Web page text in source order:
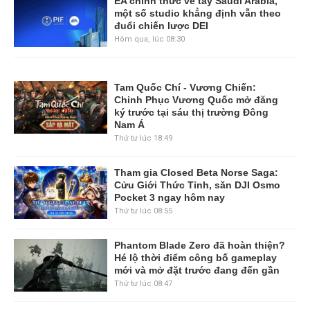
một số studio khẳng định vẫn theo
đuổi chiến lược DEI
Hôm qua, lúc 08:30
Tam Quốc Chí - Vương Chiến:
Chinh Phục Vương Quốc mở đăng
ký trước tại sáu thị trường Đông
Nam Á
Thứ tư lúc 18:49
Tham gia Closed Beta Norse Saga:
Cửu Giới Thức Tỉnh, săn DJI Osmo
Pocket 3 ngay hôm nay
Thứ tư lúc 08:55
Phantom Blade Zero đã hoàn thiện?
Hé lộ thời điểm công bố gameplay
mới và mở đặt trước đang đến gần
Thứ tư lúc 08:47